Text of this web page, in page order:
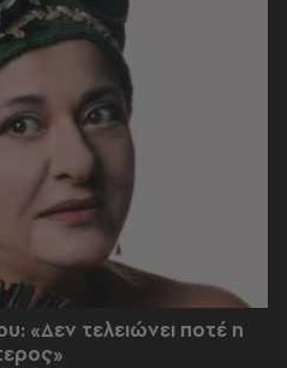
«Δεν τελειώνει ποτέ η